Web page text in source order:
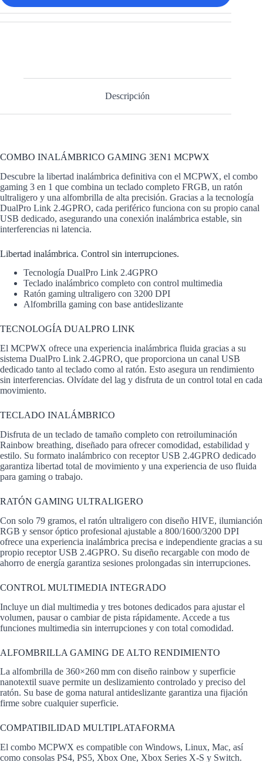
Descripción
COMBO INALÁMBRICO GAMING 3EN1 MCPWX
Descubre la libertad inalámbrica definitiva con el MCPWX, el combo
gaming 3 en 1 que combina un teclado completo FRGB, un ratón
ultraligero y una alfombrilla de alta precisión. Gracias a la tecnología
DualPro Link 2.4GPRO, cada periférico funciona con su propio canal
USB dedicado, asegurando una conexión inalámbrica estable, sin
interferencias ni latencia.
Libertad inalámbrica. Control sin interrupciones.
Tecnología DualPro Link 2.4GPRO
Teclado inalámbrico completo con control multimedia
Ratón gaming ultraligero con 3200 DPI
Alfombrilla gaming con base antideslizante
TECNOLOGÍA DUALPRO LINK
El MCPWX ofrece una experiencia inalámbrica fluida gracias a su
sistema DualPro Link 2.4GPRO, que proporciona un canal USB
dedicado tanto al teclado como al ratón. Esto asegura un rendimiento
sin interferencias. Olvídate del lag y disfruta de un control total en cada
movimiento.
TECLADO INALÁMBRICO
Disfruta de un teclado de tamaño completo con retroiluminación
Rainbow breathing, diseñado para ofrecer comodidad, estabilidad y
estilo. Su formato inalámbrico con receptor USB 2.4GPRO dedicado
garantiza libertad total de movimiento y una experiencia de uso fluida
para gaming o trabajo.
RATÓN GAMING ULTRALIGERO
Con solo 79 gramos, el ratón ultraligero con diseño HIVE, ilumianción
RGB y sensor óptico profesional ajustable a 800/1600/3200 DPI
ofrece una experiencia inalámbrica precisa e independiente gracias a su
propio receptor USB 2.4GPRO. Su diseño recargable con modo de
ahorro de energía garantiza sesiones prolongadas sin interrupciones.
CONTROL MULTIMEDIA INTEGRADO
Incluye un dial multimedia y tres botones dedicados para ajustar el
volumen, pausar o cambiar de pista rápidamente. Accede a tus
funciones multimedia sin interrupciones y con total comodidad.
ALFOMBRILLA GAMING DE ALTO RENDIMIENTO
La alfombrilla de 360×260 mm con diseño rainbow y superficie
nanotextil suave permite un deslizamiento controlado y preciso del
ratón. Su base de goma natural antideslizante garantiza una fijación
firme sobre cualquier superficie.
COMPATIBILIDAD MULTIPLATAFORMA
El combo MCPWX es compatible con Windows, Linux, Mac, así
como consolas PS4, PS5, Xbox One, Xbox Series X-S y Switch.